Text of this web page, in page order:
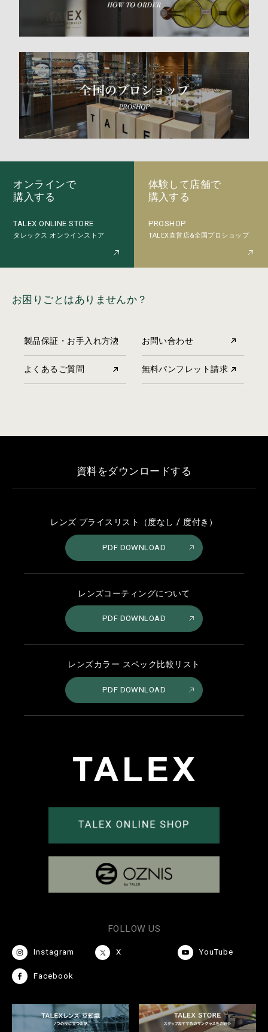
オンラインで
購入する
TALEX ONLINE STORE
タレックス オンラインストア
体験して店舗で
購入する
PROSHOP
TALEX直営店&全国プロショップ
お困りごとはありませんか？
製品保証・お手入れ方法 お問い合わせ
よくあるご質問 無料パンフレット請求
資料をダウンロードする
レンズ プライスリスト（度なし / 度付き）
PDF DOWNLOAD
レンズコーティングについて
PDF DOWNLOAD
レンズカラー スペック比較リスト
PDF DOWNLOAD
FOLLOW US
Instagram X YouTube
Facebook